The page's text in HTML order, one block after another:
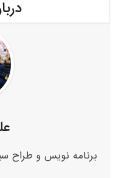
برنامه نویس و طراح